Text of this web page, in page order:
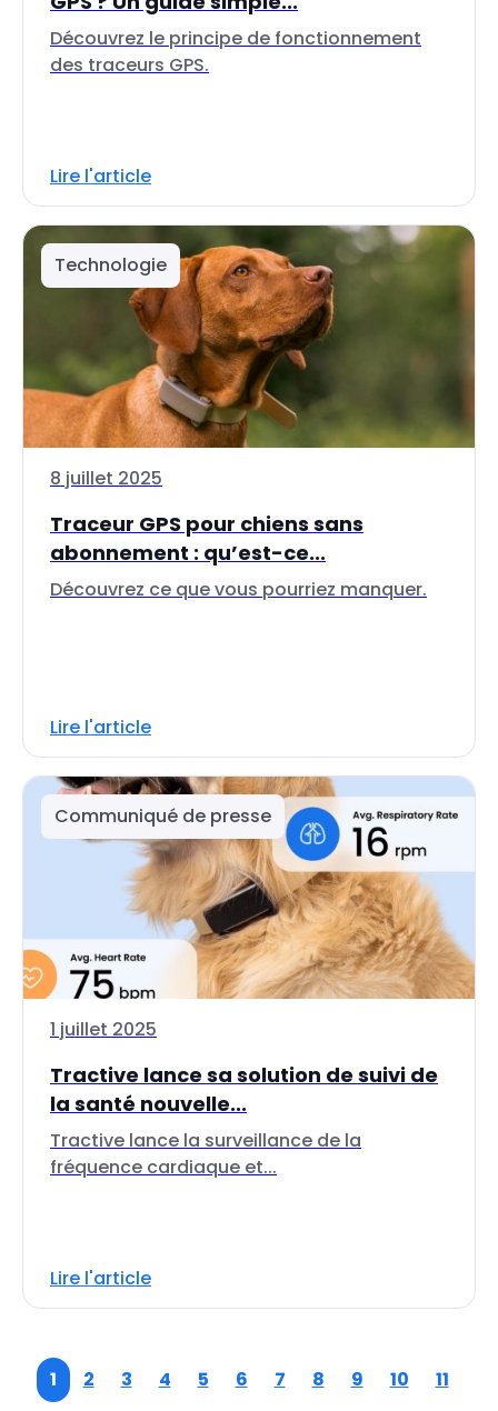
Découvrez le principe de fonctionnement
des traceurs GPS.
Lire l'article
Technologie
8 juillet 2025
Traceur GPS pour chiens sans
abonnement : qu’est-ce...
Découvrez ce que vous pourriez manquer.
Lire l'article
Communiqué de presse
1 juillet 2025
Tractive lance sa solution de suivi de
la santé nouvelle...
Tractive lance la surveillance de la
fréquence cardiaque et...
Lire l'article
1 2 3 4 5 6 7 8 9 10 11